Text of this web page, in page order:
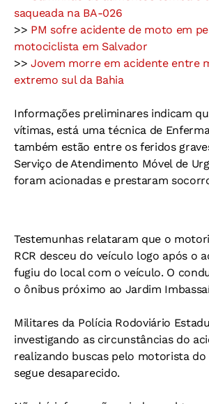
saqueada na BA-026
>> PM sofre acidente de moto em
motociclista em Salvador
>>Jovem morre em acidente entre
extremo sul da Bahia
Informações preliminares indicam
vítimas, está uma técnica de
também estão entre os feridos
Serviço de Atendimento Móvel de
foram acionadas e prestaram
Testemunhas relataram que o
RCR desceu do veículo logo após o
fugiu do local com o veículo. O
o ônibus próximo ao Jardim
Militares da Polícia Rodoviário
investigando as circunstâncias do
realizando buscas pelo motorista do
segue desaparecido.